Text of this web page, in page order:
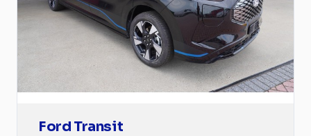
Ford Transit